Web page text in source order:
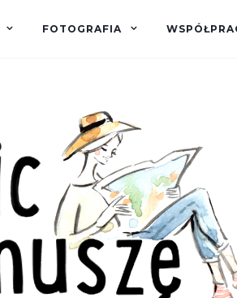
FOTOGRAFIA